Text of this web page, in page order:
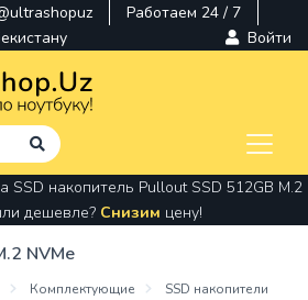
Работаем 24 / 7
Войти
SSD накопитель Pullout SSD 512GB M.2
дешевле? Снизим цену!
NVMe
Комплектующие SSD накопители